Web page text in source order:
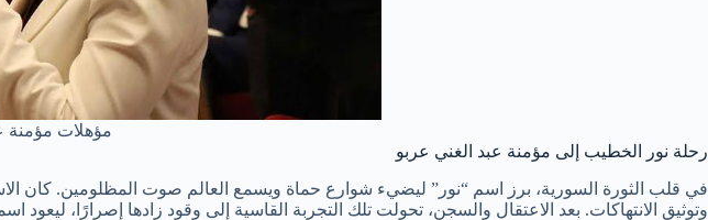
مؤهلات مؤمنة
رحلة نور الخطيب إلى مؤمنة عبد الغني عربو
في قلب الثورة السورية، برز اسم “نور” ليضيء شوارع حماة ويسمع العالم صوت المظلومين. كان
وتوثيق الانتهاكات. بعد الاعتقال والسجن، تحولت تلك التجربة القاسية إلى وقود زادها إصرارًا، ليعود